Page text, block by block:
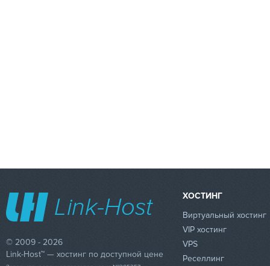
© 2009 - 2026
Link-Host™ — хостинг по доступной цене
ХОСТИНГ
Виртуальный хостинг
VIP хостинг
VPS
Реселлинг